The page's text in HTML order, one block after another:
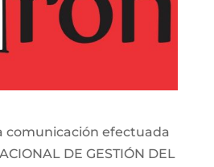
comunicación efectuada
DE GESTIÓN DEL